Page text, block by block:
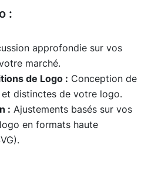
:
approfondie sur vos
marché.
de Logo : Conception de
distinctes de votre logo.
: Ajustements basés sur vos
en formats haute